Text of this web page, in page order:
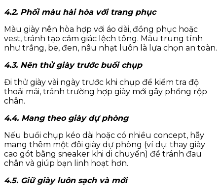
4.2. Phối màu hài hòa với trang phục
Màu giày nên hòa hợp với áo dài, đồng phục hoặc
vest, tránh tạo cảm giác lệch tông. Màu trung tính
như trắng, be, đen, nâu nhạt luôn là lựa chọn an toàn.
4.3. Nên thử giày trước buổi chụp
Đi thử giày vài ngày trước khi chụp để kiểm tra độ
thoải mái, tránh trường hợp giày mới gây phồng rộp
chân.
4.4. Mang theo giày dự phòng
Nếu buổi chụp kéo dài hoặc có nhiều concept, hãy
mang thêm một đôi giày dự phòng (ví dụ: thay giày
cao gót bằng sneaker khi di chuyển) để tránh đau
chân và giúp bạn linh hoạt hơn.
4.5. Giữ giày luôn sạch và mới